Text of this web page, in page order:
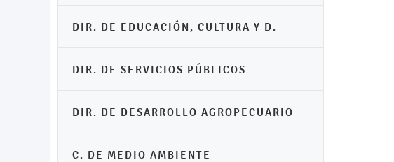
DIR. DE EDUCACIÓN, CULTURA Y D.
DIR. DE SERVICIOS PÚBLICOS
DIR. DE DESARROLLO AGROPECUARIO
C. DE MEDIO AMBIENTE